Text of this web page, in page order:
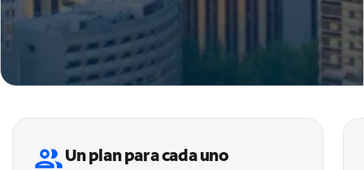
Un plan para cada uno